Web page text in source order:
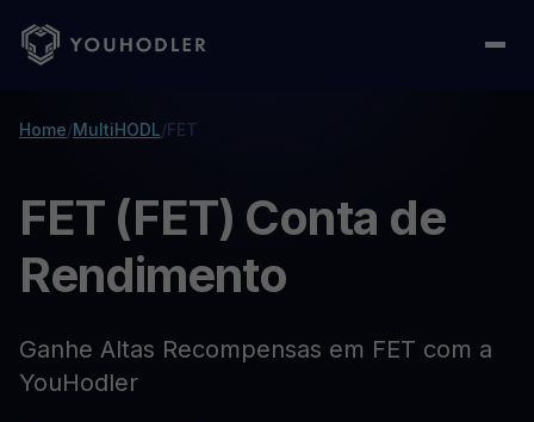
Home/MultiHODL/FET
FET (FET) Conta de
Rendimento
Ganhe Altas Recompensas em FET com a
YouHodler